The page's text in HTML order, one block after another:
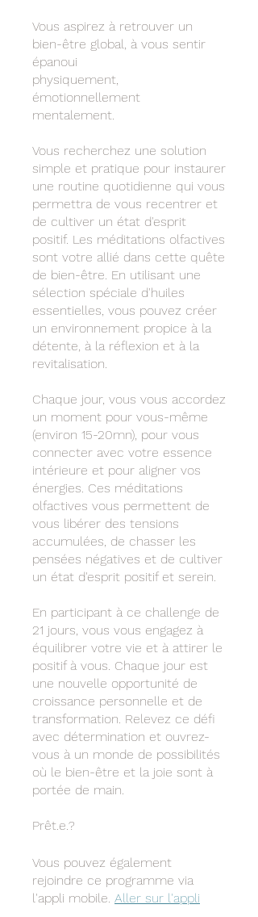
Vous aspirez à retrouver un
bien-être global, à vous sentir
épanoui
physiquement,
émotionnellement
mentalement.
Vous recherchez une solution
simple et pratique pour instaurer
une routine quotidienne qui vous
permettra de vous recentrer et
de cultiver un état d'esprit
positif. Les méditations olfactives
sont votre allié dans cette quête
de bien-être. En utilisant une
sélection spéciale d'huiles
essentielles, vous pouvez créer
un environnement propice à la
détente, à la réflexion et à la
revitalisation.
Chaque jour, vous vous accordez
un moment pour vous-même
(environ 15-20mn), pour vous
connecter avec votre essence
intérieure et pour aligner vos
énergies. Ces méditations
olfactives vous permettent de
vous libérer des tensions
accumulées, de chasser les
pensées négatives et de cultiver
un état d'esprit positif et serein.
En participant à ce challenge de
21 jours, vous vous engagez à
équilibrer votre vie et à attirer le
positif à vous. Chaque jour est
une nouvelle opportunité de
croissance personnelle et de
transformation. Relevez ce défi
avec détermination et ouvrez-
vous à un monde de possibilités
où le bien-être et la joie sont à
portée de main.
Prêt.e.?
Vous pouvez également
rejoindre ce programme via
l'appli mobile. Aller sur l'appli